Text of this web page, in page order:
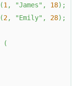
(1 , "James" , 18) ;
(2, "Emily" , 28) ;
(